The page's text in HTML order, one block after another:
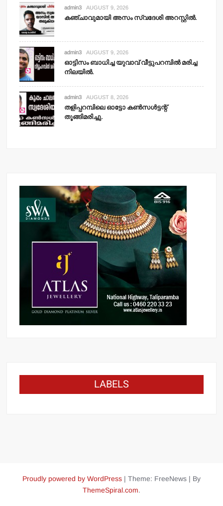
admin3 AUGUST 9, 2026
കഞ്ചാവുമായി അസം സ്വദേശി അറസ്റ്റില്‍.
admin3 AUGUST 9, 2026
ഓട്ടിസം ബാധിച്ച യുവാവ് വീട്ടുപറമ്പില്‍ മരിച്ച
നിലയില്‍.
admin3 AUGUST 8, 2026
തളിപ്പറമ്പിലെ ഓട്ടോ കണ്‍സള്‍ട്ടന്റ്
തൂങ്ങിമരിച്ചു.
LABELS
Proudly powered by WordPress | Theme: FreeNews | By
ThemeSpiral.com.